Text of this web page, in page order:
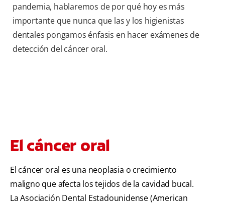
pandemia, hablaremos de por qué hoy es más
importante que nunca que las y los higienistas
dentales pongamos énfasis en hacer exámenes de
detección del cáncer oral.
El cáncer oral
El cáncer oral es una neoplasia o crecimiento
maligno que afecta los tejidos de la cavidad bucal.
La Asociación Dental Estadounidense (American